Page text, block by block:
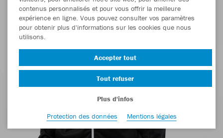
contenus personnalisés et pour vous offrir la meilleure
expérience en ligne. Vous pouvez consulter vos paramètres
pour obtenir plus d'informations sur les cookies que nous
utilisons.
Accepter tout
Tout refuser
Plus d'infos
Protection des données
Mentions légales